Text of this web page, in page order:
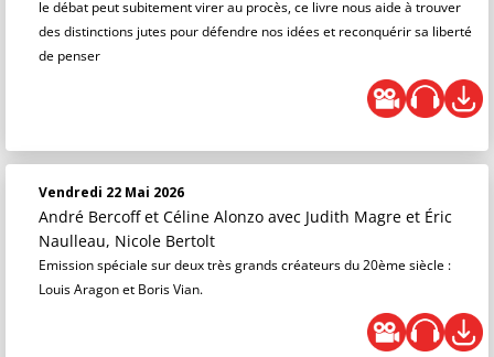
le débat peut subitement virer au procès, ce livre nous aide à trouver
des distinctions jutes pour défendre nos idées et reconquérir sa liberté
de penser
Vendredi 22 Mai 2026
André Bercoff et Céline Alonzo avec Judith Magre et Éric
Naulleau, Nicole Bertolt
Emission spéciale sur deux très grands créateurs du 20ème siècle :
Louis Aragon et Boris Vian.